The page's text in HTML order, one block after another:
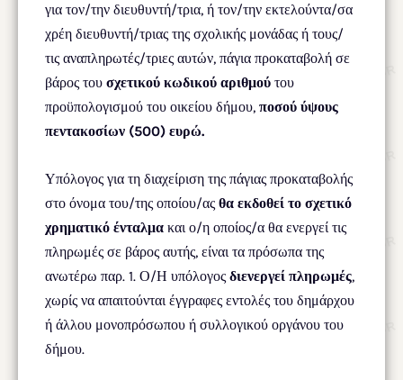
για τον/την διευθυντή/τρια, ή τον/την εκτελούντα/σα
χρέη διευθυντή/τριας της σχολικής μονάδας ή τους/
τις αναπληρωτές/τριες αυτών, πάγια προκαταβολή σε
βάρος του σχετικού κωδικού αριθμού του
προϋπολογισμού του οικείου δήμου, ποσού ύψους
πεντακοσίων (500) ευρώ.
Υπόλογος για τη διαχείριση της πάγιας προκαταβολής
στο όνομα του/της οποίου/ας θα εκδοθεί το σχετικό
χρηματικό ένταλμα και ο/η οποίος/α θα ενεργεί τις
πληρωμές σε βάρος αυτής, είναι τα πρόσωπα της
ανωτέρω παρ. 1. Ο/Η υπόλογος διενεργεί πληρωμές,
χωρίς να απαιτούνται έγγραφες εντολές του δημάρχου
ή άλλου μονοπρόσωπου ή συλλογικού οργάνου του
δήμου.